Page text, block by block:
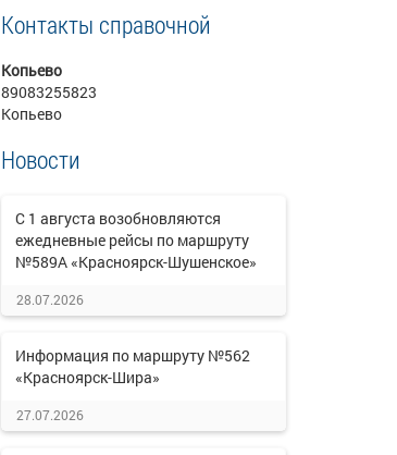
Контакты справочной
Копьево
89083255823
Копьево
Новости
С 1 августа возобновляются
ежедневные рейсы по маршруту
№589А «Красноярск-Шушенское»
28.07.2026
Информация по маршруту №562
«Красноярск-Шира»
27.07.2026